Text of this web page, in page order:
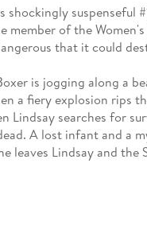
shockingly suspenseful
member of the
that it could
is jogging along a
a fiery explosion rips
Lindsay searches for
A lost infant and a
leaves Lindsay and the
is found
with another